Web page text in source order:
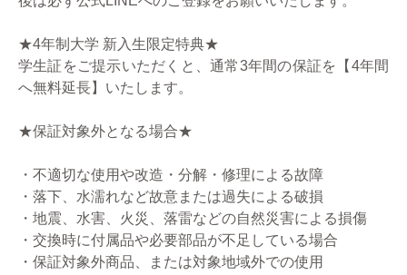
★4年制大学 新入生限定特典★
学生証をご提示いただくと、通常3年間の保証を【4年間
へ無料延長】いたします。
★保証対象外となる場合★
・不適切な使用や改造・分解・修理による故障
・落下、水濡れなど故意または過失による破損
・地震、水害、火災、落雷などの自然災害による損傷
・交換時に付属品や必要部品が不足している場合
・保証対象外商品、または対象地域外での使用